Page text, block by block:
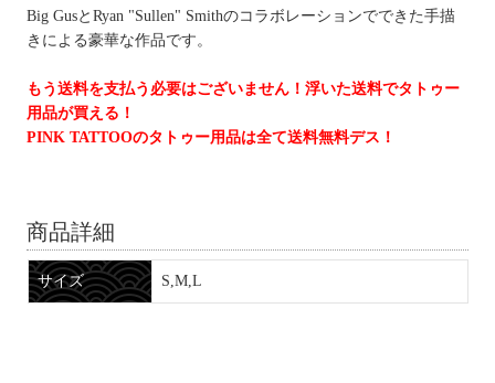
Big GusとRyan "Sullen" Smithのコラボレーションでできた手描
きによる豪華な作品です。
もう送料を支払う必要はございません！浮いた送料でタトゥー
用品が買える！
PINK TATTOOのタトゥー用品は全て送料無料デス！
商品詳細
サイズ S,M,L